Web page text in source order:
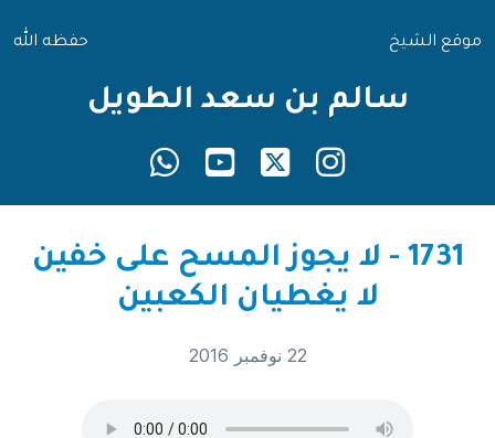
موقع الشيخ حفظه الله
سالم بن سعد الطويل
1731 - لا يجوز المسح على خفين
لا يغطيان الكعبين
22 نوفمبر 2016